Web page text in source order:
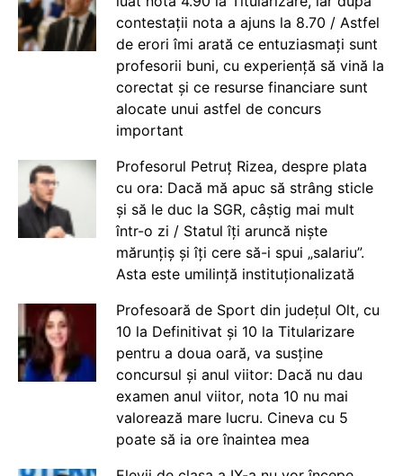
contestații nota a ajuns la 8.70 / Astfel
de erori îmi arată ce entuziasmați sunt
profesorii buni, cu experiență să vină la
corectat și ce resurse financiare sunt
alocate unui astfel de concurs
important
Profesorul Petruț Rizea, despre plata
cu ora: Dacă mă apuc să strâng sticle
și să le duc la SGR, câștig mai mult
într-o zi / Statul îți aruncă niște
mărunțiș și îți cere să-i spui „salariu”.
Asta este umilință instituționalizată
Profesoară de Sport din județul Olt, cu
10 la Definitivat și 10 la Titularizare
pentru a doua oară, va susține
concursul și anul viitor: Dacă nu dau
examen anul viitor, nota 10 nu mai
valorează mare lucru. Cineva cu 5
poate să ia ore înaintea mea